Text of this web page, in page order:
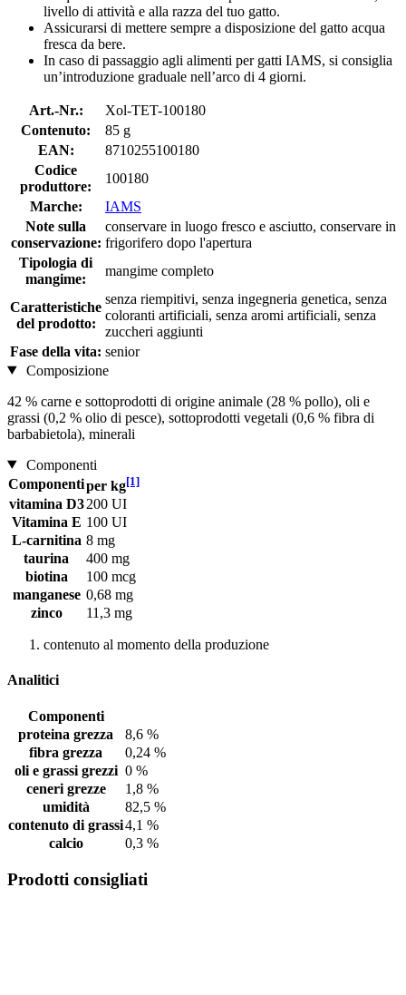
livello di attività e alla razza del tuo gatto.
Assicurarsi di mettere sempre a disposizione del gatto acqua
fresca da bere.
In caso di passaggio agli alimenti per gatti IAMS, si consiglia
un’introduzione graduale nell’arco di 4 giorni.
Art.-Nr.:
Xol-TET-100180
Contenuto:
85 g
EAN:
8710255100180
Codice
produttore:
100180
Marche:
IAMS
Note sulla
conservazione:
conservare in luogo fresco e asciutto, conservare in
frigorifero dopo l'apertura
Tipologia di
mangime:
mangime completo
Caratteristiche
del prodotto:
senza riempitivi, senza ingegneria genetica, senza
coloranti artificiali, senza aromi artificiali, senza
zuccheri aggiunti
Fase della vita: senior
Composizione
42 % carne e sottoprodotti di origine animale (28 % pollo), oli e
grassi (0,2 % olio di pesce), sottoprodotti vegetali (0,6 % fibra di
barbabietola), minerali
Componenti
Componentiper kg[1]
vitamina D3 200 UI
Vitamina E 100 UI
L-carnitina 8 mg
taurina
400 mg
biotina
100 mcg
manganese 0,68 mg
zinco
11,3 mg
contenuto al momento della produzione
Analitici
Componenti
proteina grezza
8,6 %
fibra grezza
0,24 %
oli e grassi grezzi 0 %
ceneri grezze
1,8 %
umidità
82,5 %
contenuto di grassi4,1 %
calcio
0,3 %
Prodotti consigliati